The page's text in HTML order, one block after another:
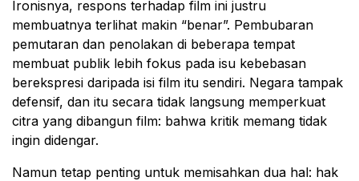
Ironisnya, respons terhadap film ini justru
membuatnya terlihat makin “benar”. Pembubaran
pemutaran dan penolakan di beberapa tempat
membuat publik lebih fokus pada isu kebebasan
berekspresi daripada isi film itu sendiri. Negara tampak
defensif, dan itu secara tidak langsung memperkuat
citra yang dibangun film: bahwa kritik memang tidak
ingin didengar.
Namun tetap penting untuk memisahkan dua hal: hak